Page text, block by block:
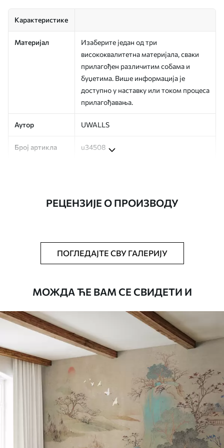
Карактеристике
Материјал
Изаберите један од три
висококвалитетна материјала, сваки
прилагођен различитим собама и
буџетима. Више информација је
доступно у наставку или током процеса
прилагођавања.
Аутор UWALLS
Број артикла u34508
Тапета се може нежно очистити меким
сунђером. Позадине са завршном
водом.
Доступни материјали
Standard
27
Premium
.00 €/m²
РЕЦЕНЗИЈЕ О ПРОИЗВОДУ
ПОГЛЕДАЈТЕ СВУ ГАЛЕРИЈУ
МОЖДА ЋЕ ВАМ СЕ СВИДЕТИ И